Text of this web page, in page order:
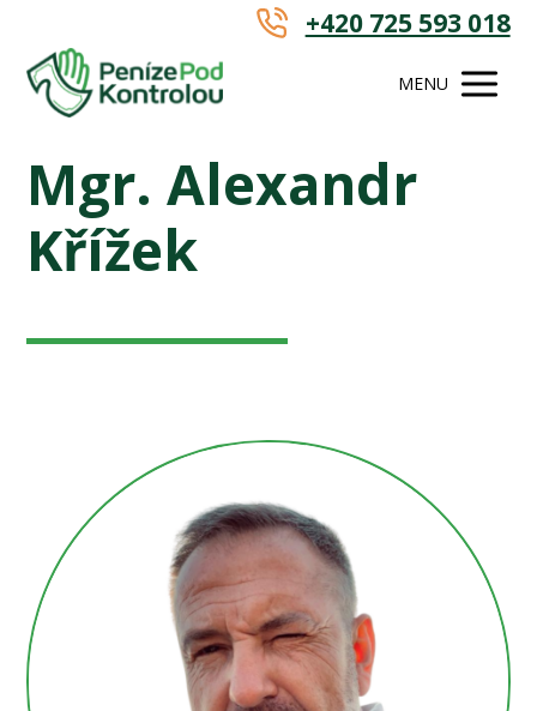
+420 725 593 018
MENU
Mgr. Alexandr
Křížek